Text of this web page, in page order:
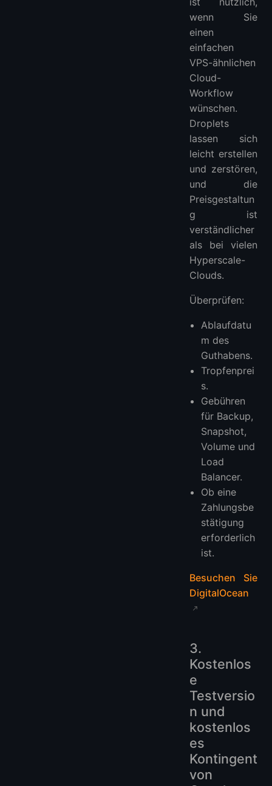
wenn Sie
einen
einfachen
VPS-ähnlichen
Cloud-
Workflow
wünschen.
Droplets
lassen sich
leicht erstellen
und zerstören,
und die
Preisgestaltun
g ist
verständlicher
als bei vielen
Hyperscale-
Clouds.
Überprüfen:
Ablaufdatu
m des
Guthabens.
Tropfenprei
s.
Gebühren
für Backup,
Snapshot,
Volume und
Load
Balancer.
Ob eine
Zahlungsbe
stätigung
erforderlich
ist.
Besuchen Sie
DigitalOcean
3.
Kostenlos
e
Testversio
n und
kostenlos
es
Kontingent
von